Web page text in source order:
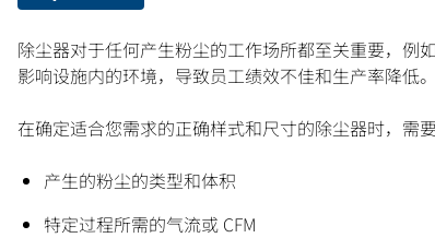
除尘器对于任何产生粉尘的工作场所都至关重要，例
影响设施内的环境，导致员工绩效不佳和生产率降低
在确定适合您需求的正确样式和尺寸的除尘器时，需
产生的粉尘的类型和体积
特定过程所需的气流或 CFM